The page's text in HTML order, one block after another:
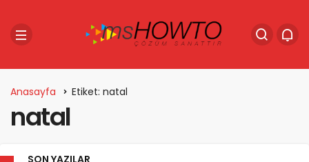
Anasayfa Etiket: natal
natal
SON YAZILAR